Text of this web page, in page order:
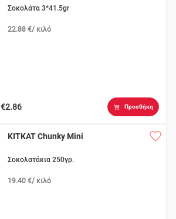
Σοκολάτα 3*41.5gr
22.88 €/ κιλό
€2.86 Προσθήκη
KITKAT Chunky Mini
Σοκολατάκια 250γρ.
19.40 €/ κιλό